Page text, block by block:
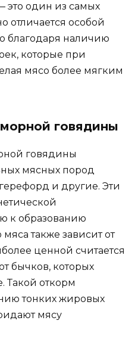
это один из самых
отличается особой
благодаря наличию
которые при
мясо более мягким
говядины
говядины
мясных пород
и другие. Эти
к образованию
также зависит от
ценной считается
бычков, которых
Такой откорм
тонких жировых
мясу